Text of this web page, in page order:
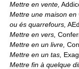
Mettre en vente,
Mettre une maison
ou és quarrefours,
Mettre en vers,
Mettre en un livre,
Mettre en un tas,
Mettre fin à quelque